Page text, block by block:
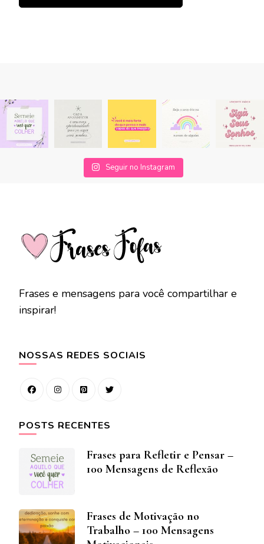
Seguir no Instagram
Frases e mensagens para você compartilhar e
inspirar!
NOSSAS REDES SOCIAIS
POSTS RECENTES
Frases para Refletir e Pensar –
100 Mensagens de Reflexão
Frases de Motivação no
Trabalho – 100 Mensagens